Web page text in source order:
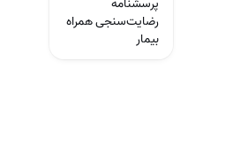
رضایت‌سنجی همراه
بیمار